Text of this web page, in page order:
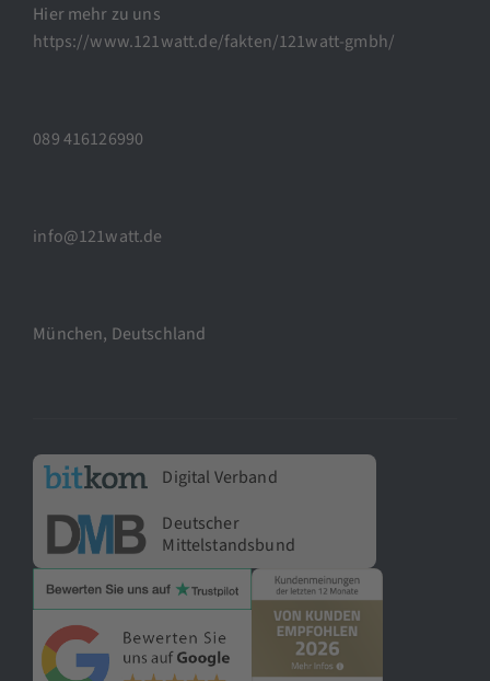
Hier mehr zu uns
https://www.121watt.de/fakten/121watt-gmbh/
089 416126990
info@121watt.de
München, Deutschland
Digital Verband
Deutscher
Mittelstandsbund